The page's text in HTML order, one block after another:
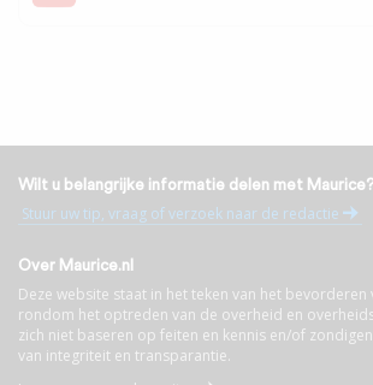
Wilt u belangrijke informatie delen met
Stuur uw tip, vraag of verzoek naar de redactie
Over Maurice.nl
Deze website staat in het teken van het bevorderen
rondom het optreden van de overheid en
zich niet baseren op feiten en kennis en/of
van integriteit en transparantie.